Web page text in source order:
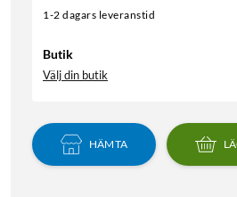
1-2 dagars leveranstid
Butik
Välj din butik
HÄMTA